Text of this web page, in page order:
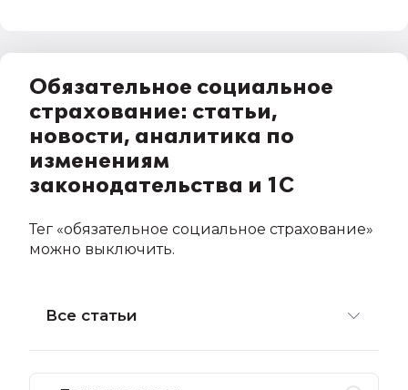
Обязательное социальное
страхование: статьи,
новости, аналитика по
изменениям
законодательства и 1С
Тег «обязательное социальное страхование»
можно выключить.
Все статьи